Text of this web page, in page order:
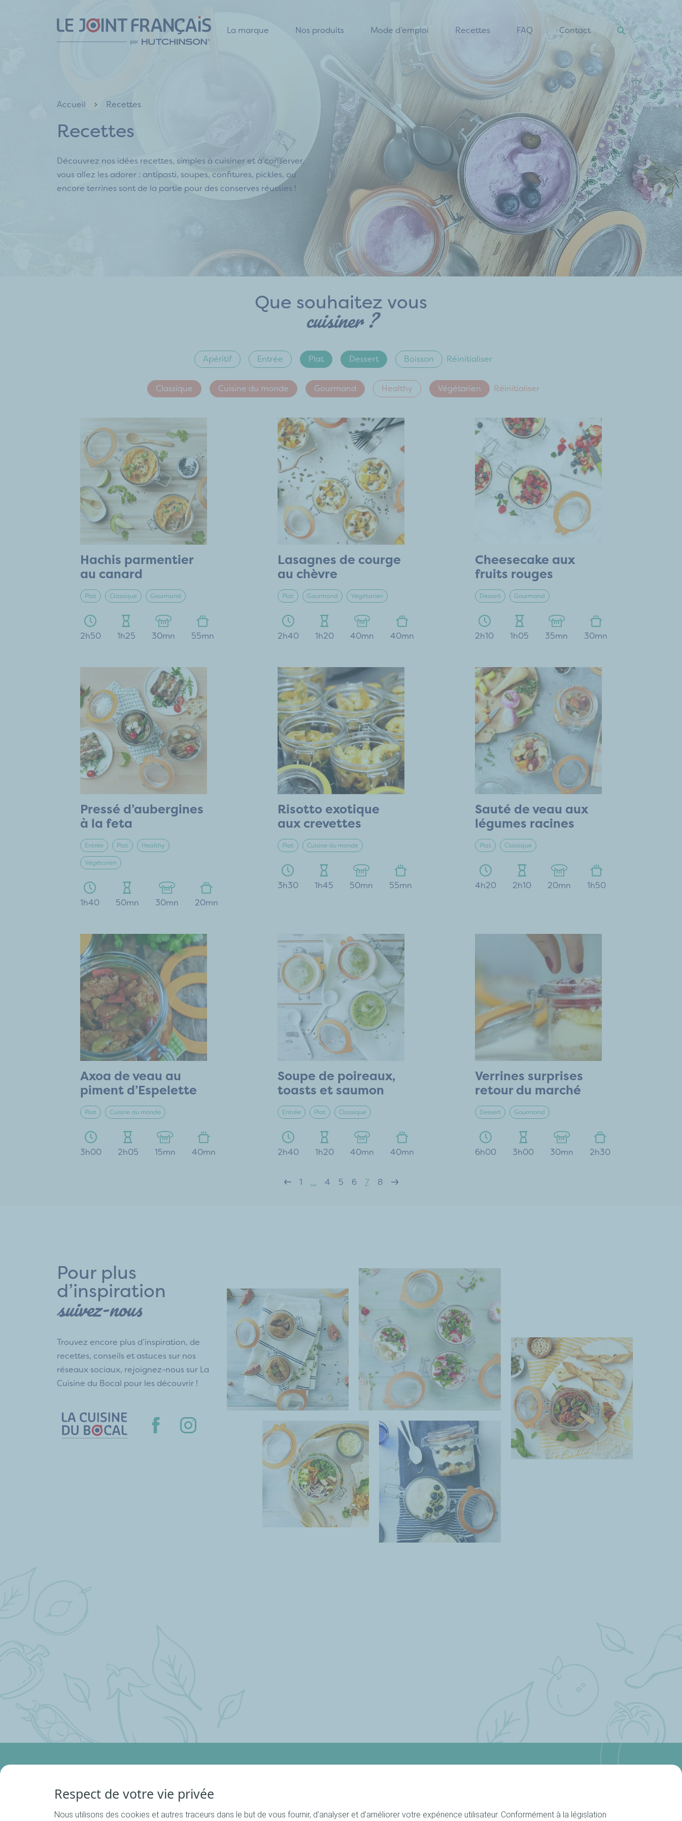
La marque Nos produits Mode d’emploi Recettes FAQ Contact
Accueil Recettes
Recettes
Découvrez nos idées recettes, simples à cuisiner et à conserver,
vous allez les adorer : antipasti, soupes, confitures, pickles, ou
encore terrines sont de la partie pour des conserves réussies !
Que souhaitez vous
cuisiner ?
Apéritif Entrée Plat Dessert Boisson Réinitialiser
Classique Cuisine du monde Gourmand Healthy Végétarien Réinitialiser
Hachis parmentier
au canard
Plat Classique Gourmand
2h50 1h25 30mn 55mn
Lasagnes de courge
au chèvre
Plat Gourmand Végétarien
2h40 1h20 40mn 40mn
Cheesecake aux
fruits rouges
Dessert Gourmand
2h10 1h05 35mn 30mn
Pressé d’aubergines
à la feta
Entrée Plat Healthy
Végétarien
1h40 50mn 30mn 20mn
Risotto exotique
aux crevettes
Plat Cuisine du monde
3h30 1h45 50mn 55mn
Sauté de veau aux
légumes racines
Plat Classique
4h20 2h10 20mn 1h50
Axoa de veau au
piment d’Espelette
Plat Cuisine du monde
3h00 2h05 15mn 40mn
Soupe de poireaux,
toasts et saumon
Entrée Plat Classique
2h40 1h20 40mn 40mn
Verrines surprises
retour du marché
Dessert Gourmand
6h00 3h00 30mn 2h30
1 … 4 5 6 7 8
Pour plus
d’inspiration
suivez-nous
Trouvez encore plus d’inspiration, de
recettes, conseils et astuces sur nos
réseaux sociaux, rejoignez-nous sur La
Cuisine du Bocal pour les découvrir !
Respect de votre vie privée
Nous utilisons des cookies et autres traceurs dans le but de vous fournir, d’analyser et d’améliorer votre expérience utilisateur. Conformément à la législation